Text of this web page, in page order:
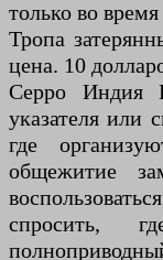
только во
Тропа
цена. 10
Серро Индия
указателя или
где
общежитие
спросить,